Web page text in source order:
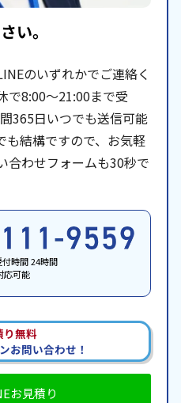
い。
のいずれかでご連絡く
で8:00〜21:00まで受
365日いつでも送信可能
も結構ですので、お気軽
合わせフォームも30秒で
時間 24時間
応可能
り無料
お問い合わせ！
お見積り